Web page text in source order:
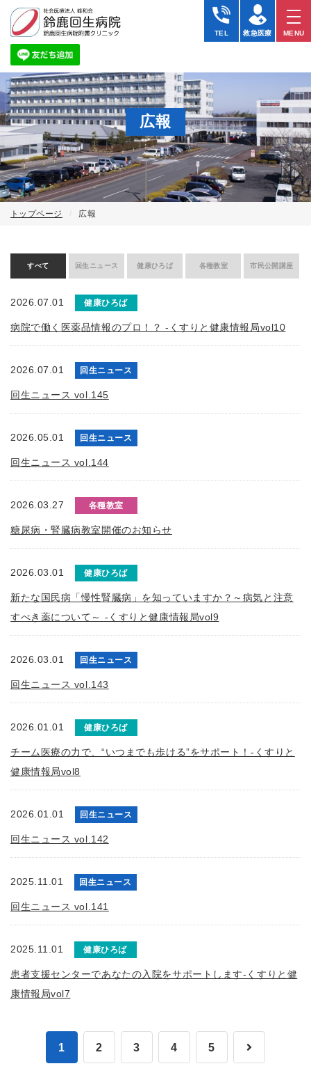
TEL 救急医療 MENU
広報
トップページ 広報
すべて 回生ニュース 健康ひろば 各種教室 市民公開講座
2026.07.01 健康ひろば
病院で働く医薬品情報のプロ！？ -くすりと健康情報局vol10
2026.07.01 回生ニュース
回生ニュース vol.145
2026.05.01 回生ニュース
回生ニュース vol.144
2026.03.27 各種教室
糖尿病・腎臓病教室開催のお知らせ
2026.03.01 健康ひろば
新たな国民病「慢性腎臓病」を知っていますか？～病気と注意
すべき薬について～ -くすりと健康情報局vol9
2026.03.01 回生ニュース
回生ニュース vol.143
2026.01.01 健康ひろば
チーム医療の力で、“いつまでも歩ける”をサポート！-くすりと
健康情報局vol8
2026.01.01 回生ニュース
回生ニュース vol.142
2025.11.01 回生ニュース
回生ニュース vol.141
2025.11.01 健康ひろば
患者支援センターであなたの入院をサポートします-くすりと健
康情報局vol7
1 2 3 4 5